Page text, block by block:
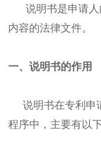
说明书是申请人
内容的法律文件。
一、说明书的作用
说明书在专利申
程序中，主要有以下